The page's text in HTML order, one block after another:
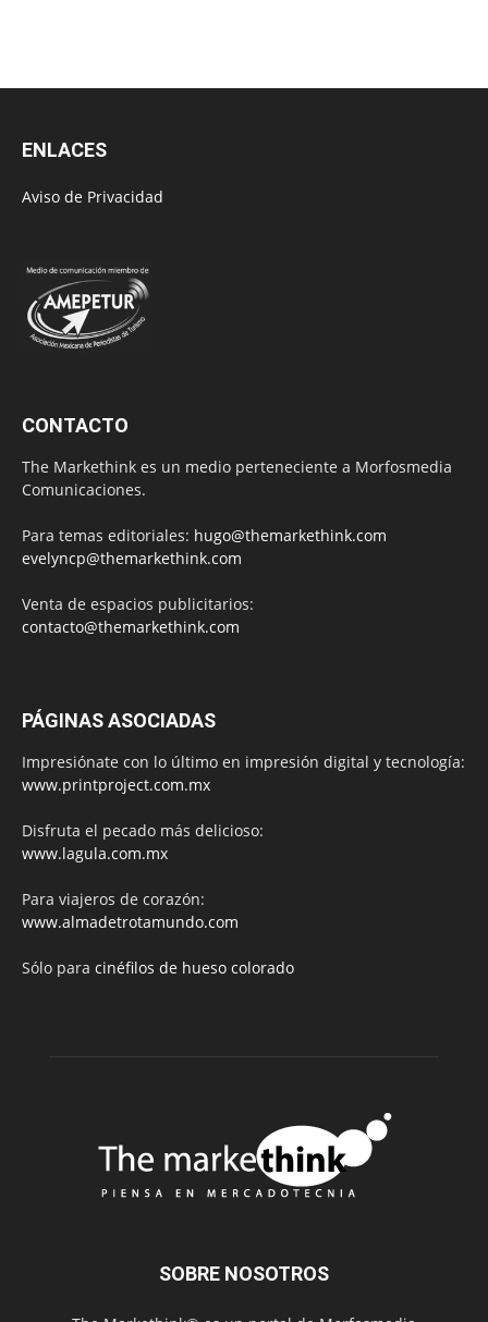
ENLACES
Aviso de Privacidad
CONTACTO
The Markethink es un medio perteneciente a Morfosmedia
Comunicaciones.
Para temas editoriales: hugo@themarkethink.com
evelyncp@themarkethink.com
Venta de espacios publicitarios:
contacto@themarkethink.com
PÁGINAS ASOCIADAS
Impresiónate con lo último en impresión digital y tecnología:
www.printproject.com.mx
Disfruta el pecado más delicioso:
www.lagula.com.mx
Para viajeros de corazón:
www.almadetrotamundo.com
Sólo para cinéfilos de hueso colorado
SOBRE NOSOTROS